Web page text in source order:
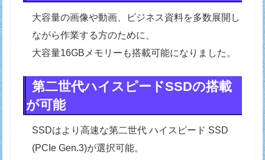
大容量の画像や動画、ビジネス資料を多数展開し
ながら作業する方のために、
大容量16GBメモリーも搭載可能になりました。
第二世代ハイスピードSSDの搭載
が可能
SSDはより高速な第二世代 ハイスピード SSD
(PCIe Gen.3)が選択可能。